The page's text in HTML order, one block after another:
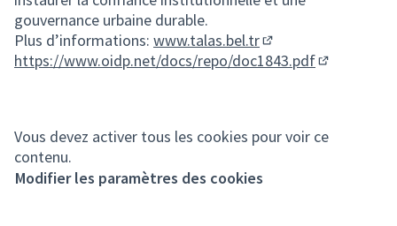
gouvernance urbaine durable.
Plus d’informations: www.talas.bel.tr
(Lien externe)
https://www.oidp.net/docs/repo/doc1843.pdf
Vous devez activer tous les cookies pour voir ce
contenu.
Modifier les paramètres des cookies